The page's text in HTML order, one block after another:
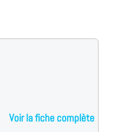
Voir la fiche complète